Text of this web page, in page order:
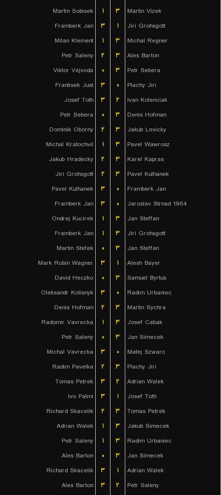
Martin Sobisek
۱ ۳
Martin Vizek
Framberk Jan
۳ ۱
Jiri Grohsgott
Milan Klement
۱ ۳
Michal Regner
Petr Saleny
۲ ۳
Ales Barton
Viktor Vejvoda
۰ ۳
Petr Sebera
Frantisek Just
۳ ۰
Plachy Jiri
Josef Toth
۳ ۲
Ivan Kolenciak
Petr Sebera
۰ ۳
Denis Hofman
Dominik Oborny
۲ ۳
Jakub Levicky
Michal Kratochvil
۱ ۳
Pavel Wawrosz
Jakub Hradecky
۲ ۳
Karel Kapras
Jiri Grohsgott
۲ ۳
Pavel Kulhanek
Pavel Kulhanek
۳ ۰
Framberk Jan
Framberk Jan
۳ ۰
Jaroslav Strnad 1964
Ondrej Kucirek
۱ ۳
Jan Steffan
Framberk Jan
۱ ۳
Jiri Grohsgott
Martin Stefek
۰ ۳
Jan Steffan
Mark Robin Wagner
۳ ۱
Alesh Bayer
David Heczko
۰ ۳
Samuel Byrtus
Oleksandr Kolisnyk
۳ ۰
Radim Urbaniec
Denis Hofman
۲ ۳
Martin Sychra
Radomir Vavrecka
۱ ۳
Josef Cabak
Petr Saleny
۰ ۳
Jan Simecek
Michal Vavrecka
۳ ۰
Matej Szwarc
Radim Pavelka
۲ ۳
Plachy Jiri
Tomas Petrek
۳ ۲
Adrian Walek
Ivo Palmi
۳ ۱
Josef Toth
Richard Skacelik
۲ ۳
Tomas Petrek
Adrian Walek
۱ ۳
Jakub Simecek
Petr Saleny
۱ ۳
Radim Urbaniec
Ales Barton
۰ ۳
Jan Simecek
Richard Skacelik
۳ ۱
Adrian Walek
Ales Barton
۳ ۲
Petr Saleny